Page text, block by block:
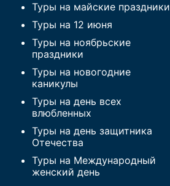
Туры на майские праздники
Туры на 12 июня
Туры на ноябрьские
праздники
Туры на новогодние
каникулы
Туры на день всех
влюбленных
Туры на день защитника
Отечества
Туры на Международный
женский день